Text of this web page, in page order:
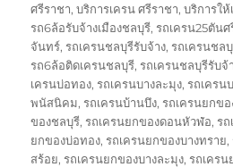
ศรีราชา,บริการเครน ศรีราชา,บริการใ
รถ6ล้อรับจ้างเมืองชลบุรี,รถเครน25ตันศ
จันทร์,รถเครนชลบุรีรับจ้าง,รถเครนชล
รถ6ล้อติดเครนชลบุรี,รถเครนชลบุรีรับ
เครนบ่อทอง,รถเครนบางละมุง,รถเครน
พนัสนิคม,รถเครนบ้านบึง,รถเครนยกข
ของชลบุรี,รถเครนยกของดอนหัวฬ่อ,ร
ยกของบ่อทอง,รถเครนยกของบางทราย,
สร้อย,รถเครนยกของบางละมุง,รถเครน